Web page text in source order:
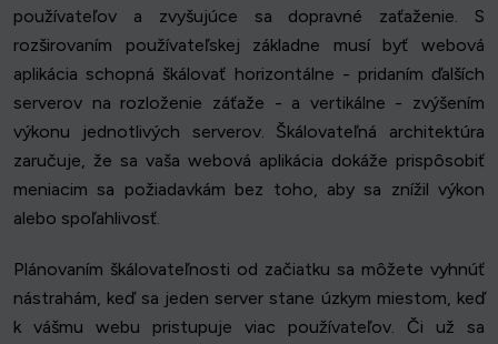
používateľov a zvyšujúce sa dopravné zaťaženie. S
rozširovaním používateľskej základne musí byť webová
aplikácia schopná škálovať horizontálne - pridaním ďalších
serverov na rozloženie záťaže - a vertikálne - zvýšením
výkonu jednotlivých serverov. Škálovateľná architektúra
zaručuje, že sa vaša webová aplikácia dokáže prispôsobiť
meniacim sa požiadavkám bez toho, aby sa znížil výkon
alebo spoľahlivosť.
Plánovaním škálovateľnosti od začiatku sa môžete vyhnúť
nástrahám, keď sa jeden server stane úzkym miestom, keď
k vášmu webu pristupuje viac používateľov. Či už sa